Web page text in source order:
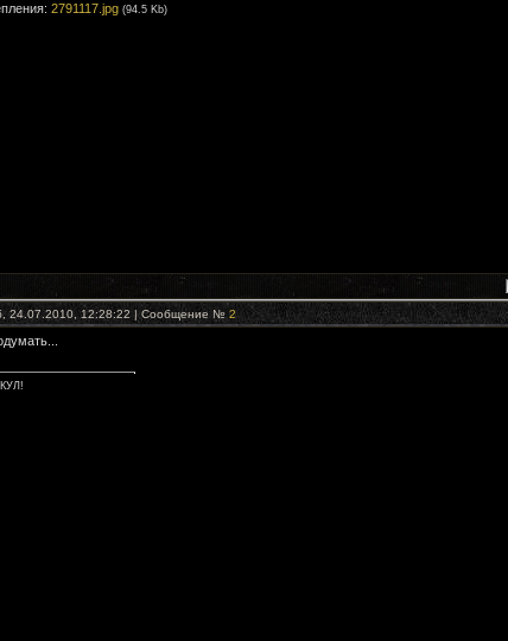
2791117.jpg (94.5 Kb)
24.07.2010, 12:28:22 | Сообщение № 2